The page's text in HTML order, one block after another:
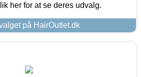
her for at se deres udvalg.
på HairOutlet.dk